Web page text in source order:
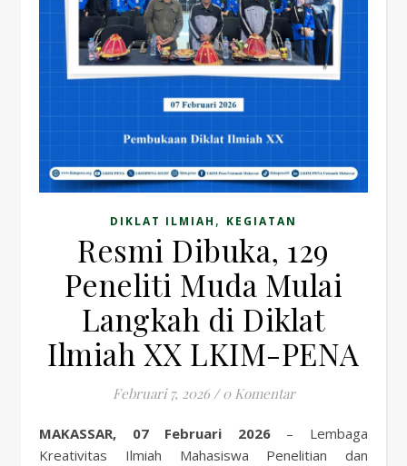
DIKLAT ILMIAH , KEGIATAN
Resmi Dibuka, 129
Peneliti Muda Mulai
Langkah di Diklat
Ilmiah XX LKIM-PENA
Februari 7, 2026 / 0 Komentar
MAKASSAR, 07 Februari 2026– Lembaga
Kreativitas Ilmiah Mahasiswa Penelitian dan